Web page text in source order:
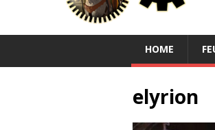
NEUE HOME
elyrion